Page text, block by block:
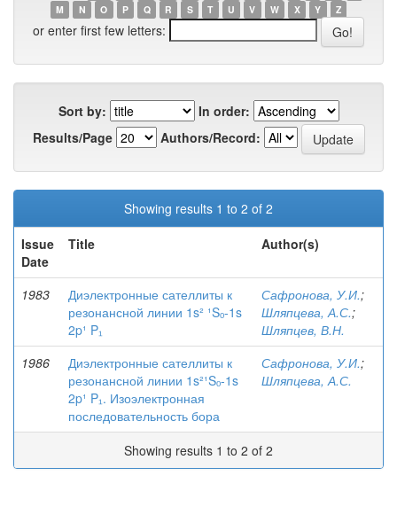
M
N O P Q R S T U V W X Y Z
or enter first few letters:
Sort by:
In order:
Results/Page
Authors/Record:
Showing results 1 to 2 of 2
Issue
Date
Title Author(s)
1983
Диэлектронные сателлиты к
резонансной линии 1s² ¹Sₒ-1s
2p¹ P₁
Сафронова, У.И.;
Шляпцева, А.С.;
Шляпцев, В.Н.
1986
Диэлектронные сателлиты к
резонансной линии 1s²¹Sₒ-1s
2p¹ P₁. Изоэлектронная
последовательность бора
Сафронова, У.И.;
Шляпцева, А.С.
Showing results 1 to 2 of 2